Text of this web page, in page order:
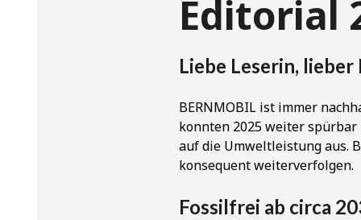
Editorial
Liebe Leserin, lieber
BERNMOBIL ist immer
konnten 2025 weiter
auf die Umweltleistung aus.
konsequent weiterverfolgen.
Fossilfrei ab circa